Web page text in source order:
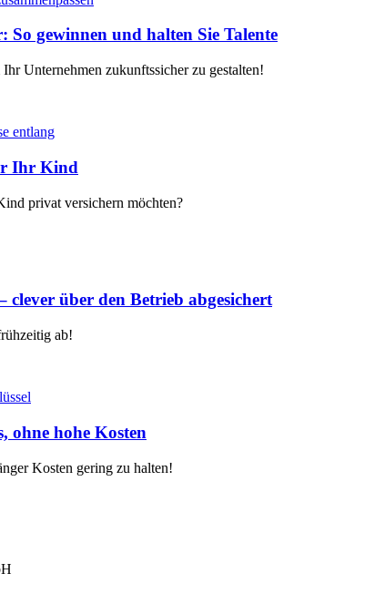
gewinnen und halten Sie Talente
Unternehmen zukunftssicher zu gestalten!
Ihr Kind
privat versichern möchten?
über den Betrieb abgesichert
ab!
ohne hohe Kosten
Kosten gering zu halten!